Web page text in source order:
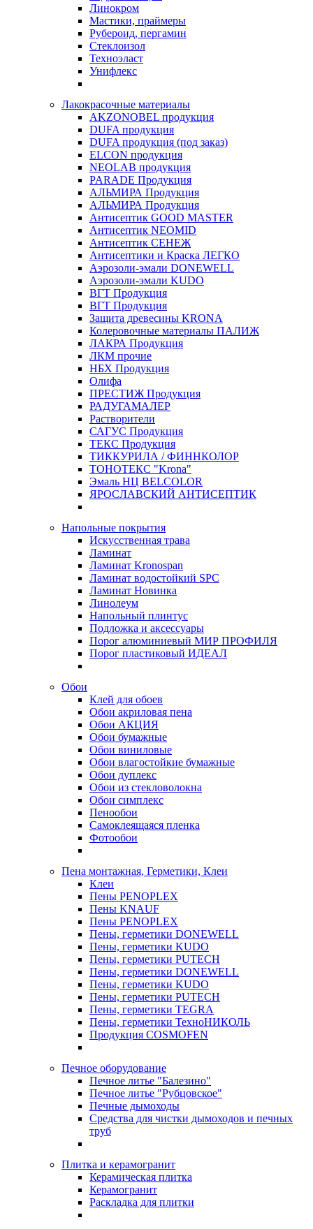
Линокром
Мастики, праймеры
Рубероид, пергамин
Стеклоизол
Техноэласт
Унифлекс
Лакокрасочные материалы
AKZONOBEL продукция
DUFA продукция
DUFA продукция (под заказ)
ELCON продукция
NEOLAB продукция
PARADE Продукция
АЛЬМИРА Продукция
АЛЬМИРА Продукция
Антисептик GOOD MASTER
Антисептик NEOMID
Антисептик СЕНЕЖ
Антисептики и Краска ЛЕГКО
Аэрозоли-эмали DONEWELL
Аэрозоли-эмали KUDO
ВГТ Продукция
ВГТ Продукция
Защита древесины KRONA
Колеровочные материалы ПАЛИЖ
ЛАКРА Продукция
ЛКМ прочие
НБХ Продукция
Олифа
ПРЕСТИЖ Продукция
РАДУГАМАЛЕР
Растворители
САГУС Продукция
ТЕКС Продукция
ТИККУРИЛА / ФИННКОЛОР
ТОНОТЕКС "Krona"
Эмаль НЦ BELCOLOR
ЯРОСЛАВСКИЙ АНТИСЕПТИК
Напольные покрытия
Искусственная трава
Ламинат
Ламинат Kronospan
Ламинат водостойкий SPC
Ламинат Новинка
Линолеум
Напольный плинтус
Подложка и аксессуары
Порог алюминиевый МИР ПРОФИЛЯ
Порог пластиковый ИДЕАЛ
Обои
Клей для обоев
Обои акриловая пена
Обои АКЦИЯ
Обои бумажные
Обои виниловые
Обои влагостойкие бумажные
Обои дуплекс
Обои из стекловолокна
Обои симплекс
Пенообои
Самоклеящаяся пленка
Фотообои
Пена монтажная, Герметики, Клеи
Клеи
Пены PENOPLEX
Пены KNAUF
Пены PENOPLEX
Пены, герметики DONEWELL
Пены, герметики KUDO
Пены, герметики PUTECH
Пены, герметики DONEWELL
Пены, герметики KUDO
Пены, герметики PUTECH
Пены, герметики TEGRA
Пены, герметики ТехноНИКОЛЬ
Продукция COSMOFEN
Печное оборудование
Печное литье "Балезино"
Печное литье "Рубцовское"
Печные дымоходы
Средства для чистки дымоходов и печных
труб
Плитка и керамогранит
Керамическая плитка
Керамогранит
Раскладка для плитки